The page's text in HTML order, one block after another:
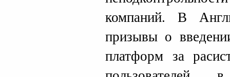
компаний. В
призывы о
платформ за